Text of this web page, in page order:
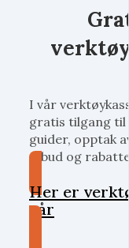
I vår
gratis tilgang til
guider, opptak
tilbud og
Her er
vår